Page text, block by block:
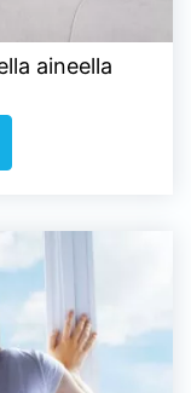
aineella